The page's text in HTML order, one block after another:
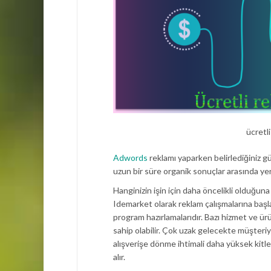
ücretli
Adwords reklamı yaparken belirlediğiniz
uzun bir süre organik sonuçlar arasında yer
Hanginizin işin için daha öncelikli
Idemarket olarak reklam çalışmalarına
program hazırlamalarıdır. Bazı hizmet ve
sahip olabilir. Çok uzak gelecekte
alışverişe dönme ihtimali daha yüksek
alır.